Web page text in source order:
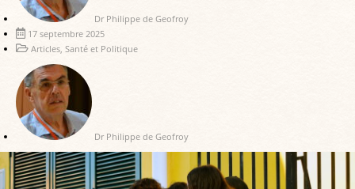
Dr Philippe de Geofroy
17 septembre 2025
Articles, Santé et Politique
Dr Philippe de Geofroy